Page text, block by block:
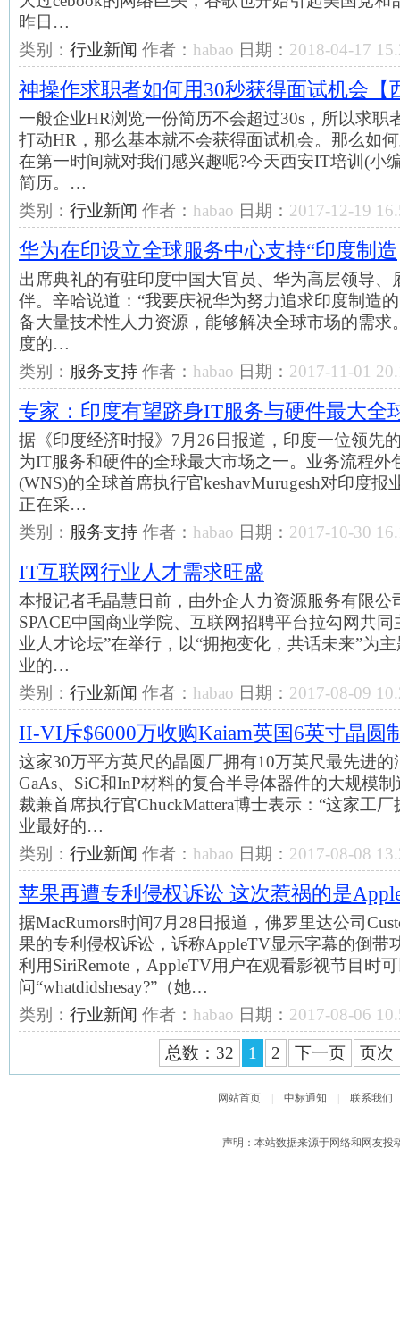
昨日…
类别： 行业新闻 作者： habao 日期： 2018-04-17
神操作求职者如何用30秒获得面试机会【
一般企业HR浏览一份简历不会超过30s，所以求职
打动HR，那么基本就不会获得面试机会。那么如
在第一时间就对我们感兴趣呢?今天西安IT培训(小
简历。…
类别： 行业新闻 作者： habao 日期： 2017-12-19
华为在印设立全球服务中心支持“印度制造
出席典礼的有驻印度中国大官员、华为高层领导、
伴。辛哈说道：“我要庆祝华为努力追求印度制造
备大量技术性人力资源，能够解决全球市场的需求
度的…
类别： 服务支持 作者： habao 日期： 2017-11-01
专家：印度有望跻身IT服务与硬件最大全
据《印度经济时报》7月26日报道，印度一位领先
为IT服务和硬件的全球最大市场之一。业务流程外
(WNS)的全球首席执行官keshavMurugesh对印度报
正在采…
类别： 服务支持 作者： habao 日期： 2017-10-30
IT互联网行业人才需求旺盛
本报记者毛晶慧日前，由外企人力资源服务有限公
SPACE中国商业学院、互联网招聘平台拉勾网共
业人才论坛”在举行，以“拥抱变化，共话未来”为
业的…
类别： 行业新闻 作者： habao 日期： 2017-08-09
II-VI斥$6000万收购Kaiam英国6英寸晶圆
这家30万平方英尺的晶圆厂拥有10万英尺最先进
GaAs、SiC和InP材料的复合半导体器件的大规模
裁兼首席执行官ChuckMattera博士表示：“这家工
业最好的…
类别： 行业新闻 作者： habao 日期： 2017-08-08
苹果再遭专利侵权诉讼 这次惹祸的是
据MacRumors时间7月28日报道，佛罗里达公司
果的专利侵权诉讼，诉称AppleTV显示字幕的倒带
利用SiriRemote，AppleTV用户在观看影视节目时
问“whatdidshesay?”（她…
类别： 行业新闻 作者： habao 日期： 2017-08-06
总数：32 1 2 下一页 页次
网站首页 中标通知 联系我们
声明：本站数据来源于网络和网友投